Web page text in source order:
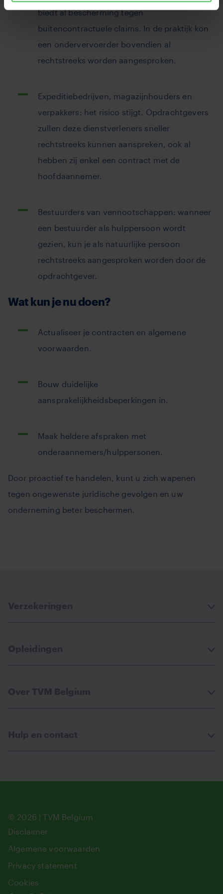
biedt al bescherming tegen
buitencontractuele claims. In de praktijk kon
een ondervervoerder bovendien al
rechtstreeks worden aangesproken.
Expeditiebedrijven, magazijnhouders en
verpakkers: het risico stijgt. Opdrachtgevers
zullen deze dienstverleners sneller
rechtstreeks kunnen aanspreken, ook al
hebben zij enkel een contract met de
hoofdaannemer.
Bestuurders van vennootschappen: wanneer
een bestuurder als hulppersoon wordt
gezien, kun je als natuurlijke persoon
rechtstreeks aangesproken worden door de
opdrachtgever.
Wat kun je nu doen?
Actualiseer je contracten en algemene
voorwaarden.
Bouw duidelijke
aansprakelijkheidsbeperkingen in.
Maak heldere afspraken met
onderaannemers/hulppersonen.
Door proactief te handelen, kunt u zich wapenen
tegen ongewenste juridische gevolgen en uw
onderneming beter beschermen.
© 2026 | TVM Belgium
Disclaimer
Algemene voorwaarden
Privacy statement
Cookies